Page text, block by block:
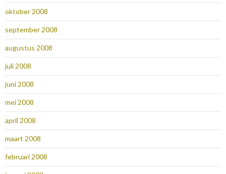
oktober 2008
september 2008
augustus 2008
juli 2008
juni 2008
mei 2008
april 2008
maart 2008
februari 2008